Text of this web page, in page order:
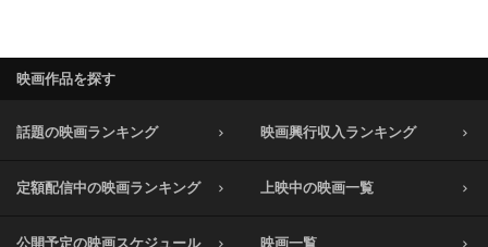
映画作品を探す
話題の映画ランキング 映画興行収入ランキング
定額配信中の映画ランキング 上映中の映画一覧
公開予定の映画スケジュール 映画一覧